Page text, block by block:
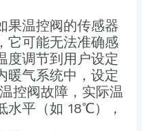
果温控阀的传感器
它可能无法准确感
度调节到用户设定
暖气系统中，设定
控阀故障，实际温
水平（如 18℃），